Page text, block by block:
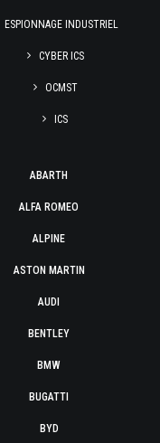
ESPIONNAGE INDUSTRIEL
CYBER ICS
OCMST
ICS
ABARTH
ALFA ROMEO
ALPINE
ASTON MARTIN
AUDI
BENTLEY
BMW
BUGATTI
BYD